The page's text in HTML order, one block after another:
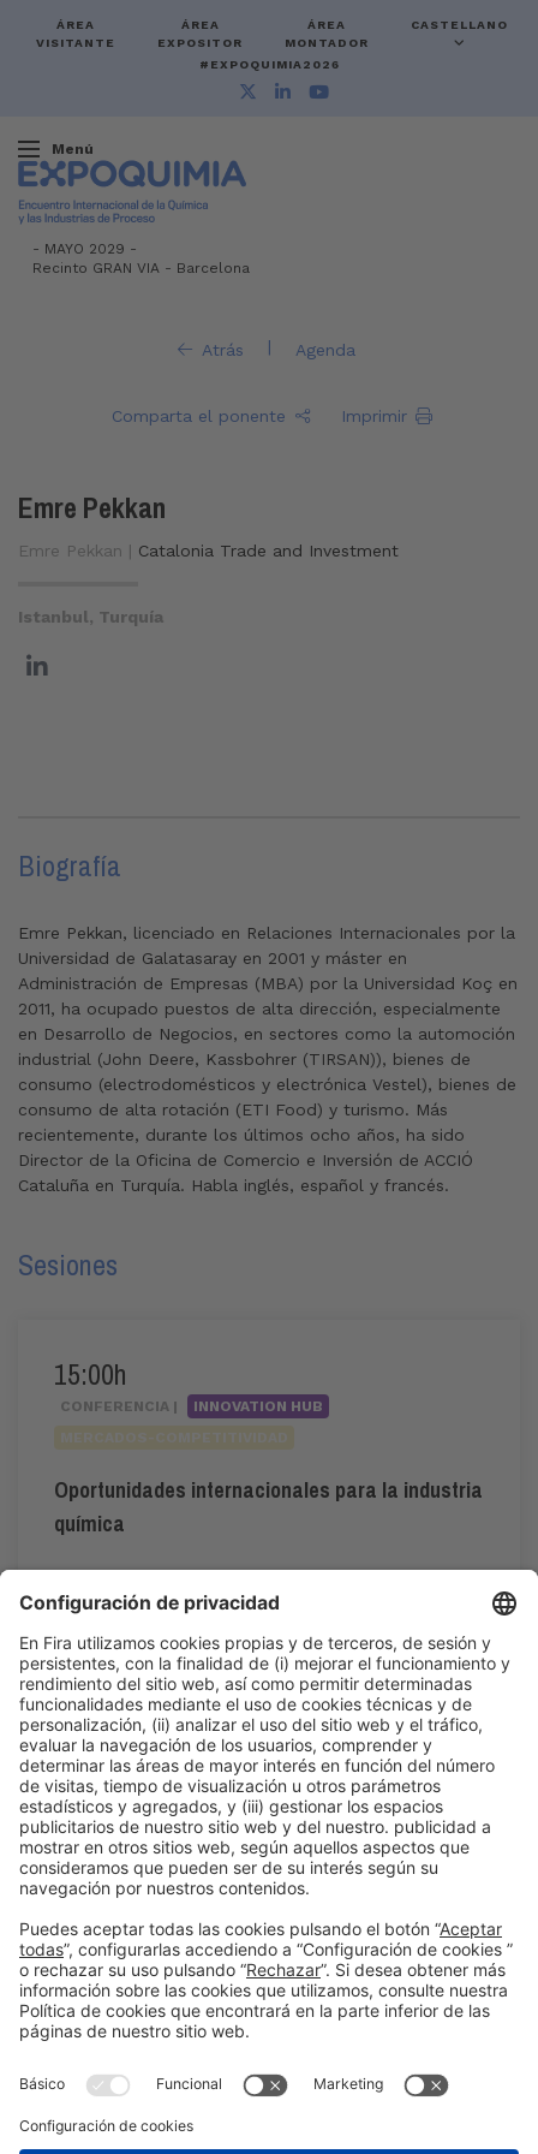
ÁREA
VISITANTE
ÁREA
EXPOSITOR
ÁREA
MONTADOR
CASTELLANO
#EXPOQUIMIA2026
Menú
- MAYO 2029 -
Recinto GRAN VIA - Barcelona
Atrás | Agenda
Comparta el ponente Imprimir
Emre Pekkan
Emre Pekkan | Catalonia Trade and Investment
Istanbul, Turquía
Biografía
Emre Pekkan, licenciado en Relaciones Internacionales por la
Universidad de Galatasaray en 2001 y máster en
Administración de Empresas (MBA) por la Universidad Koç en
2011, ha ocupado puestos de alta dirección, especialmente
en Desarrollo de Negocios, en sectores como la automoción
industrial (John Deere, Kassbohrer (TIRSAN)), bienes de
consumo (electrodomésticos y electrónica Vestel), bienes de
consumo de alta rotación (ETI Food) y turismo. Más
recientemente, durante los últimos ocho años, ha sido
Director de la Oficina de Comercio e Inversión de ACCIÓ
Cataluña en Turquía. Habla inglés, español y francés.
Sesiones
15:00h
CONFERENCIA |
INNOVATION HUB
Oportunidades internacionales para la industria
química
Jue 4
15:00h - 16:00h
Innovation Hub Area - Stand Acció
Acceso público
Leer más
#EXPOQUIMIA2026